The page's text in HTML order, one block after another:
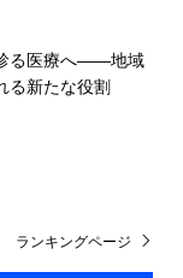
る医療へ――地域
る新たな役割
ランキングページ